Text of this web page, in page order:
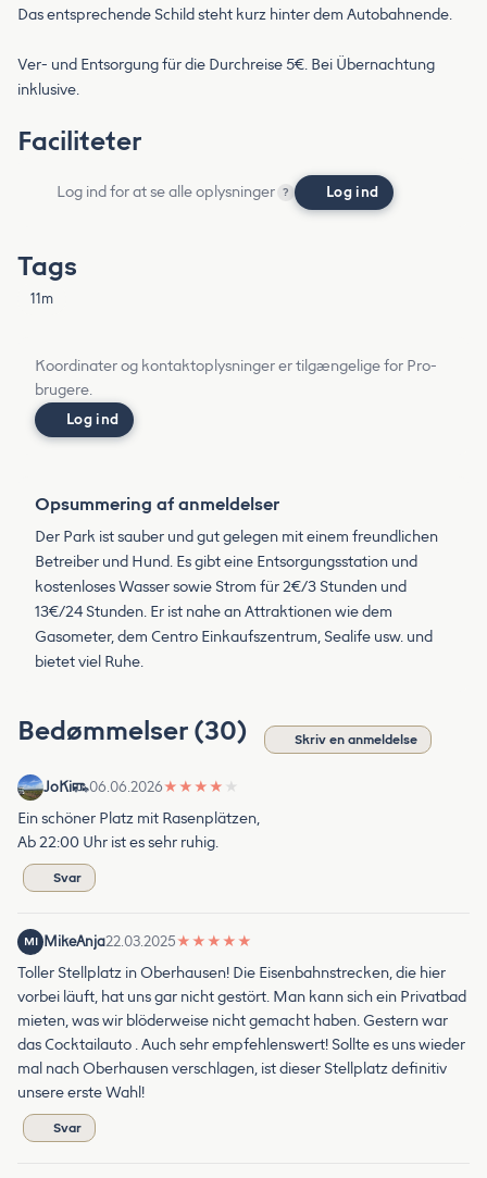
Das entsprechende Schild steht kurz hinter dem Autobahnende.
Ver- und Entsorgung für die Durchreise 5€. Bei Übernachtung
inklusive.
Faciliteter
Log ind for at se alle oplysninger ? Log ind
Tags
11m
Koordinater og kontaktoplysninger er tilgængelige for Pro-
brugere.
Log ind
Opsummering af anmeldelser
Der Park ist sauber und gut gelegen mit einem freundlichen
Betreiber und Hund. Es gibt eine Entsorgungsstation und
kostenloses Wasser sowie Strom für 2€/3 Stunden und
13€/24 Stunden. Er ist nahe an Attraktionen wie dem
Gasometer, dem Centro Einkaufszentrum, Sealife usw. und
bietet viel Ruhe.
Bedømmelser (30) Skriv en anmeldelse
JoKi 06.06.2026★ ★ ★ ★ ★
Ein schöner Platz mit Rasenplätzen,
Ab 22:00 Uhr ist es sehr ruhig.
Svar
MI MikeAnja22.03.2025★ ★ ★ ★ ★
Toller Stellplatz in Oberhausen! Die Eisenbahnstrecken, die hier
vorbei läuft, hat uns gar nicht gestört. Man kann sich ein Privatbad
mieten, was wir blöderweise nicht gemacht haben. Gestern war
das Cocktailauto . Auch sehr empfehlenswert! Sollte es uns wieder
mal nach Oberhausen verschlagen, ist dieser Stellplatz definitiv
unsere erste Wahl!
Svar